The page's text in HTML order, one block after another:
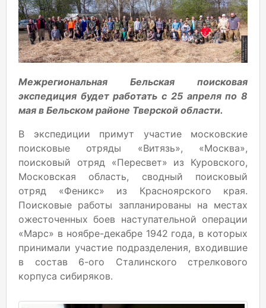
Межрегиональная Бельская поисковая
экспедиция будет работать с 25 апреля по 8
мая в Бельском районе Тверской области.
В экспедиции примут участие московские
поисковые отряды «Витязь», «Москва»,
поисковый отряд «Пересвет» из Куровского,
Московская область, сводный поисковый
отряд «Феникс» из Красноярского края.
Поисковые работы запланированы на местах
ожесточенных боев наступательной операции
«Марс» в ноябре-декабре 1942 года, в которых
принимали участие подразделения, входившие
в состав 6-ого Сталинского стрелкового
корпуса сибиряков.